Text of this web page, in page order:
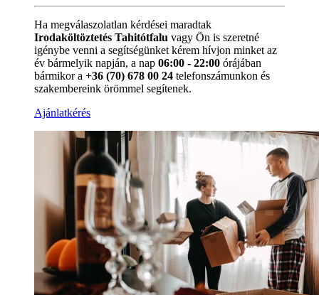
Ha megválaszolatlan kérdései maradtak
Irodaköltöztetés Tahitótfalu vagy Ön is szeretné
igénybe venni a segítségünket kérem hívjon minket az
év bármelyik napján, a nap 06:00 - 22:00 órájában
bármikor a +36 (70) 678 00 24 telefonszámunkon és
szakembereink örömmel segítenek.
Ajánlatkérés